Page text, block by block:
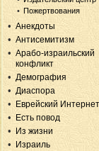
Пожертвования
Анекдоты
Антисемитизм
Арабо-израильский
конфликт
Демография
Диаспора
Еврейский Интернет
Есть повод
Из жизни
Израиль